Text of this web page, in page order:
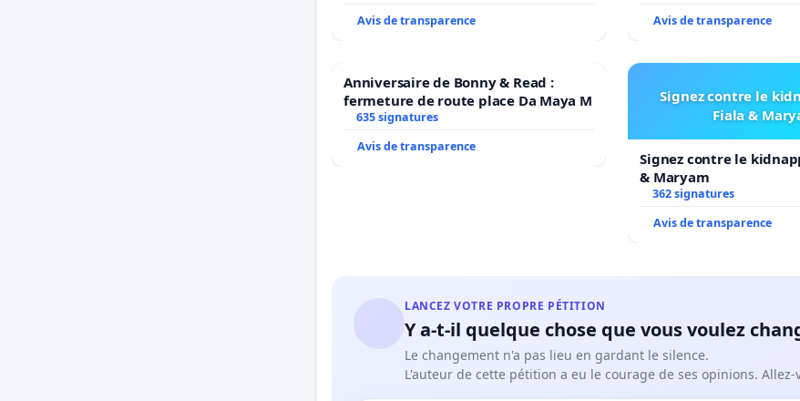
Avis de transparence
Avis de transparence
Anniversaire de Bonny & Read :
fermeture de route place Da Maya M
635 signatures
Avis de transparence
Signez contre le
Fiala &
Signez contre le
& Maryam
362 signatures
Avis de transparence
LANCEZ VOTRE PROPRE PÉTITION
Y a-t-il quelque chose que vous voulez
Le changement n'a pas lieu en gardant le silence.
L'auteur de cette pétition a eu le courage de ses opinions. Allez-